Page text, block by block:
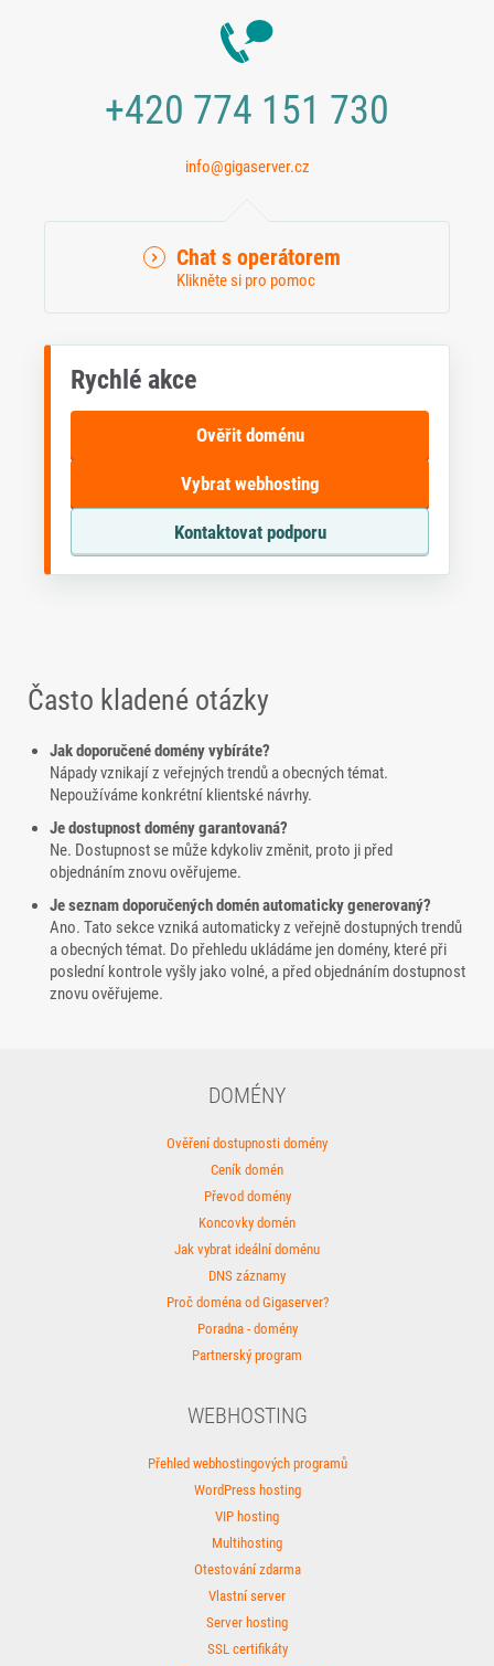
+420 774 151 730
info@gigaserver.cz
Chat s operátorem
Klikněte si pro pomoc
Rychlé akce
Ověřit doménu
Vybrat webhosting
Kontaktovat podporu
Často kladené otázky
Jak doporučené domény vybíráte?
Nápady vznikají z veřejných trendů a obecných témat.
Nepoužíváme konkrétní klientské návrhy.
Je dostupnost domény garantovaná?
Ne. Dostupnost se může kdykoliv změnit, proto ji před
objednáním znovu ověřujeme.
Je seznam doporučených domén automaticky generovaný?
Ano. Tato sekce vzniká automaticky z veřejně dostupných trendů
a obecných témat. Do přehledu ukládáme jen domény, které při
poslední kontrole vyšly jako volné, a před objednáním dostupnost
znovu ověřujeme.
DOMÉNY
Ověření dostupnosti domény
Ceník domén
Převod domény
Koncovky domén
Jak vybrat ideální doménu
DNS záznamy
Proč doména od Gigaserver?
Poradna - domény
Partnerský program
WEBHOSTING
Přehled webhostingových programů
WordPress hosting
VIP hosting
Multihosting
Otestování zdarma
Vlastní server
Server hosting
SSL certifikáty